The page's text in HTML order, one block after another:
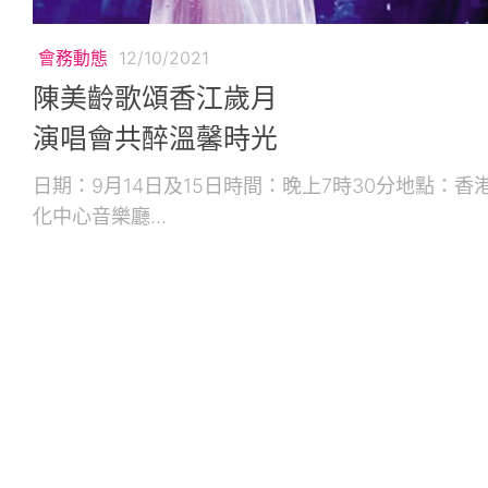
會務動態 12/10/2021
陳美齡歌頌香江歲月
演唱會共醉溫馨時光
日期：9月14日及15日時間：晚上7時30分地點：香
化中心音樂廳...